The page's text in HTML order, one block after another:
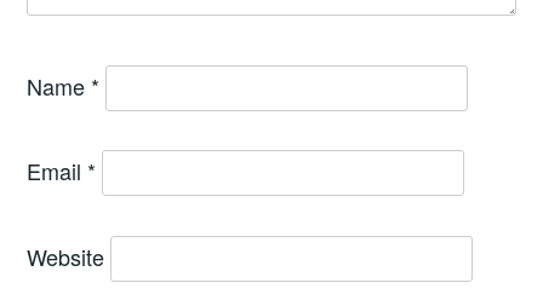
Name *
Email *
Website